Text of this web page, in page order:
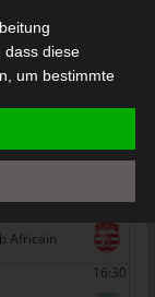
Sfax
16:30
Africain
16:30
dass diese
um bestimmte
bezüglich
persönlicher
Aufenthaltsort